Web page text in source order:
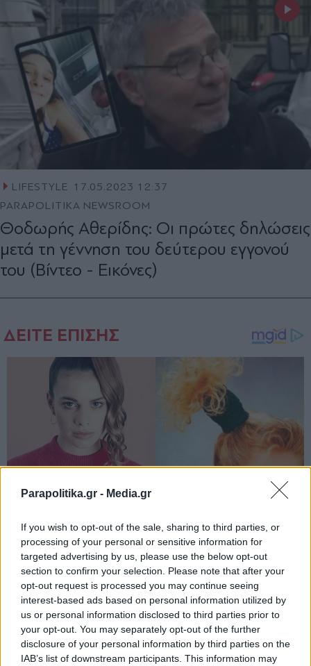
Parapolitika.gr - Media.gr
If you wish to opt-out of the sale, sharing to third parties, or
processing of your personal or sensitive information for
targeted advertising by us, please use the below opt-out
section to confirm your selection. Please note that after your
opt-out request is processed you may continue seeing
interest-based ads based on personal information utilized by
us or personal information disclosed to third parties prior to
your opt-out. You may separately opt-out of the further
disclosure of your personal information by third parties on the
IAB’s list of downstream participants. This information may
LIFESTYLE 17.05.2023 12:37
PARAPOLITIKA NEWSROOM
Θοδωρής Αθερίδης: Οι πρώτες δηλώσεις
μετά τη γέννηση του δεύτερου εγγονού
του (Βίντεο - Εικόνες)